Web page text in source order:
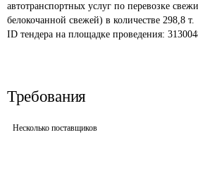
автотранспортных услуг по перевозке
белокочанной свежей) в количестве 298,8 т.
ID тендера на площадке проведения:
Требования
Несколько поставщиков